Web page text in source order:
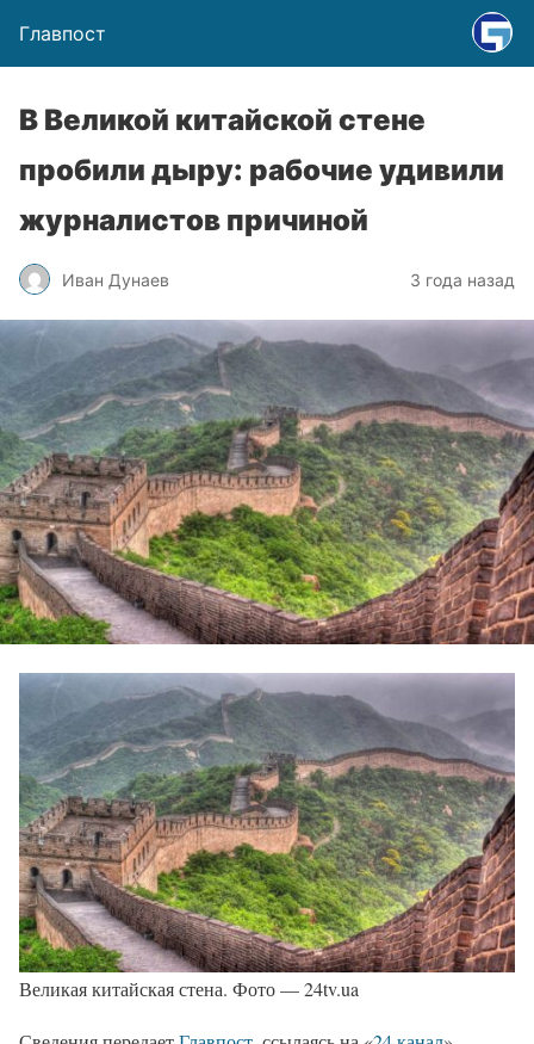
Главпост
В Великой китайской стене
пробили дыру: рабочие удивили
журналистов причиной
Иван Дунаев 3 года назад
Великая китайская стена. Фото — 24tv.ua